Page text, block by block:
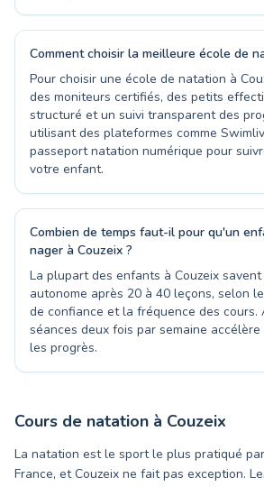
Comment choisir la meilleure école de
Pour choisir une école de natation à
des moniteurs certifiés, des petits
structuré et un suivi transparent des
utilisant des plateformes comme
passeport natation numérique pour
votre enfant.
Combien de temps faut-il pour qu'un
nager à Couzeix ?
La plupart des enfants à Couzeix
autonome après 20 à 40 leçons, selon
de confiance et la fréquence des cours.
séances deux fois par semaine
les progrès.
Cours de natation à Couzeix
La natation est le sport le plus pratiqué
France, et Couzeix ne fait pas exception.